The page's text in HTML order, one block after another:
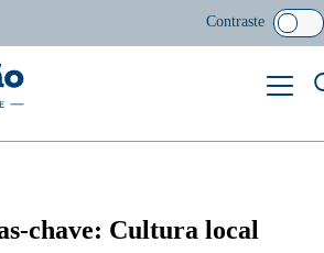
Contraste
chave: Cultura local